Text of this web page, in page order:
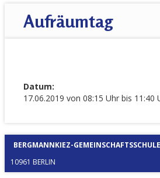
Aufräumtag
Datum:
17.06.2019 von 08:15 Uhr bis 11:40
BERGMANNKIEZ-GEMEINSCHAFTSSCHULE
0961 BERLIN